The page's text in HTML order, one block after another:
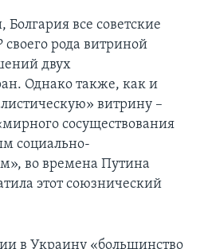
все советские
рода витриной
двух
Однако также, как и
витрину –
сосуществования
социально-
во времена Путина
этот союзнический
в Украину «большинство